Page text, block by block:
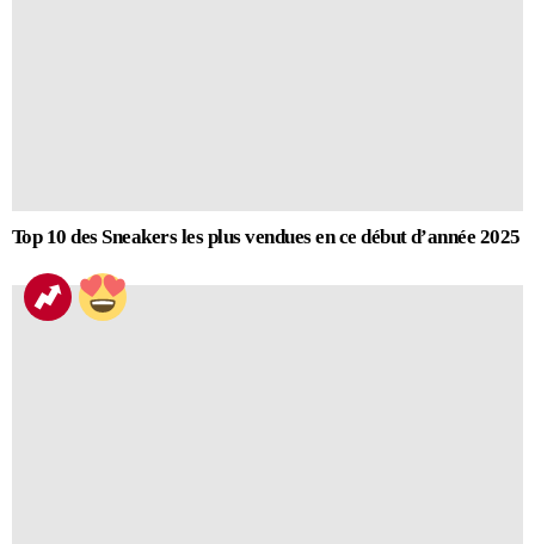
Top 10 des Sneakers les plus vendues en ce début d’année 2025